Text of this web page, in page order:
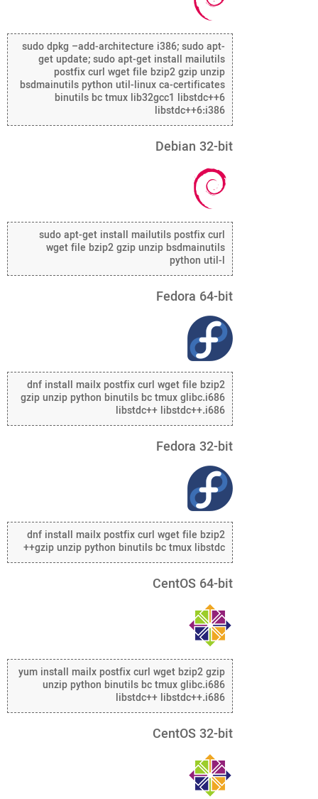
sudo dpkg –add-architecture i386; sudo apt-
get update; sudo apt-get install mailutils
postfix curl wget file bzip2 gzip unzip
bsdmainutils python util-linux ca-certificates
binutils bc tmux lib32gcc1 libstdc++6
libstdc++6:i386
Debian 32-bit
sudo apt-get install mailutils postfix curl
wget file bzip2 gzip unzip bsdmainutils
python util-l
Fedora 64-bit
dnf install mailx postfix curl wget file bzip2
gzip unzip python binutils bc tmux glibc.i686
libstdc++ libstdc++.i686
Fedora 32-bit
dnf install mailx postfix curl wget file bzip2
gzip unzip python binutils bc tmux libstdc++
CentOS 64-bit
yum install mailx postfix curl wget bzip2 gzip
unzip python binutils bc tmux glibc.i686
libstdc++ libstdc++.i686
CentOS 32-bit